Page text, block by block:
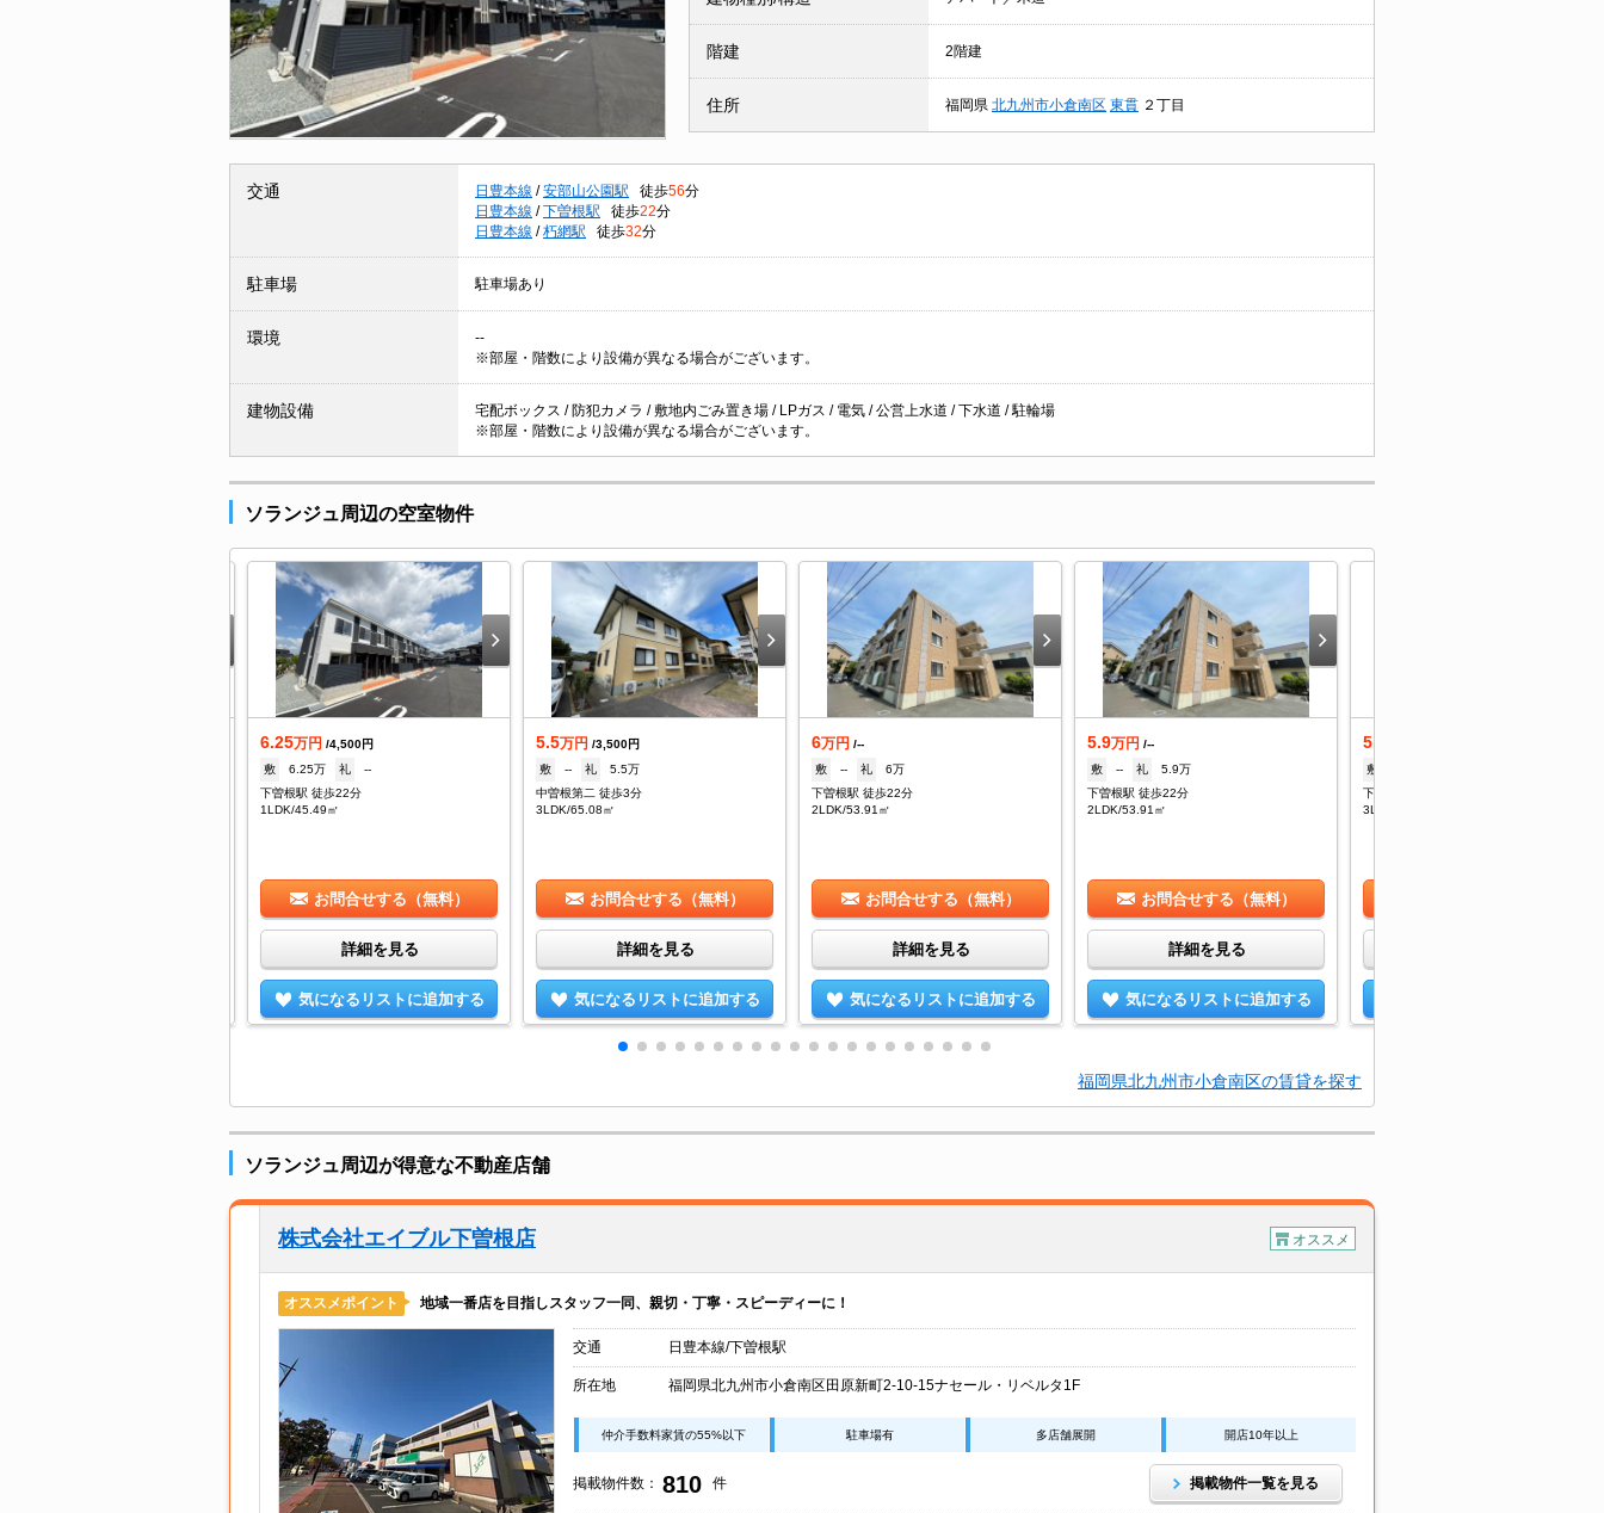
階建 2階建
住所 福岡県 北九州市小倉南区 東貫 ２丁目
交通 日豊本線 / 安部山公園駅 徒歩56分
日豊本線 / 下曽根駅 徒歩22分
日豊本線 / 朽網駅 徒歩32分
駐車場 駐車場あり
環境
--
※部屋・階数により設備が異なる場合がございます。
建物設備
宅配ボックス / 防犯カメラ / 敷地内ごみ置き場 / LPガス / 電気 / 公営上水道 / 下水道 / 駐輪場
※部屋・階数により設備が異なる場合がございます。
ソランジュ周辺の空室物件
6.25万円 /4,500円
敷
6.25万 礼
--
下曽根駅 徒歩22分
1LDK/45.49㎡
お問合せする（無料）
詳細を見る
気になるリストに追加する
5.5万円 /3,500円
敷
-- 礼
5.5万
中曽根第二 徒歩3分
3LDK/65.08㎡
お問合せする（無料）
詳細を見る
気になるリストに追加する
6万円 /--
敷
-- 礼
6万
下曽根駅 徒歩22分
2LDK/53.91㎡
お問合せする（無料）
詳細を見る
気になるリストに追加する
5.9万円 /--
敷
-- 礼
5.9万
下曽根駅 徒歩22分
2LDK/53.91㎡
お問合せする（無料）
詳細を見る
気になるリストに追加する
5.5
敷
下曽根駅 徒歩20分
3LDK/72.2㎡
福岡県北九州市小倉南区の賃貸を探す
ソランジュ周辺が得意な不動産店舗
株式会社エイブル下曽根店 オススメ
オススメポイント 地域一番店を目指しスタッフ一同、親切・丁寧・スピーディーに！
交通 日豊本線/下曽根駅
所在地 福岡県北九州市小倉南区田原新町2-10-15ナセール・リベルタ1F
仲介手数料家賃の55%以下 駐車場有 多店舗展開 開店10年以上
掲載物件数： 810 件 掲載物件一覧を見る